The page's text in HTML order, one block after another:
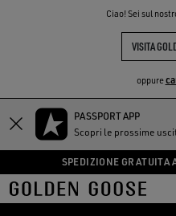
Ciao! Sei sul
VISITA
oppure
Vai
contenuto
principale
Vai
contenuto
del
piè
PASSPORT APP
Scopri le prossime
SPEDIZIONE GRATUITA
THE
COMMUNITY